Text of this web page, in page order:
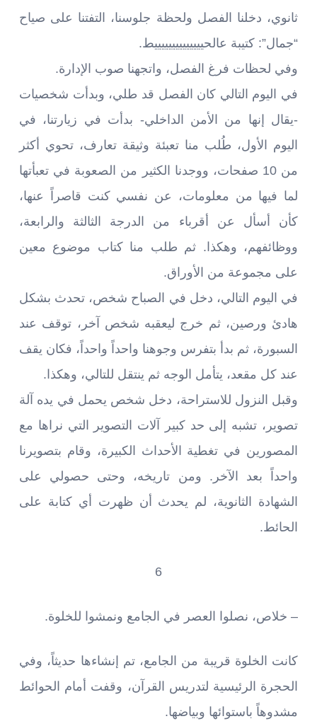
ثانوي، دخلنا الفصل ولحظة جلوسنا، التفتنا على صياح
“جمال”: كتيبة عالحييييييييييييييط.
وفي لحظات فرغ الفصل، واتجهنا صوب الإدارة.
في اليوم التالي كان الفصل قد طلي، وبدأت شخصيات
-يقال إنها من الأمن الداخلي- بدأت في زيارتنا، في
اليوم الأول، طُلب منا تعبئة وثيقة تعارف، تحوي أكثر
من 10 صفحات، ووجدنا الكثير من الصعوبة في تعبأتها
لما فيها من معلومات، عن نفسي كنت قاصراً عنها،
كأن أسأل عن أقرباء من الدرجة الثالثة والرابعة،
ووظائفهم، وهكذا. ثم طلب منا كتاب موضوع معين
على مجموعة من الأوراق.
في اليوم التالي، دخل في الصباح شخص، تحدث بشكل
هادئ ورصين، ثم خرج ليعقبه شخص آخر، توقف عند
السبورة، ثم بدأ بتفرس وجوهنا واحداً واحداً، فكان يقف
عند كل مقعد، يتأمل الوجه ثم ينتقل للتالي، وهكذا.
وقبل النزول للاستراحة، دخل شخص يحمل في يده آلة
تصوير، تشبه إلى حد كبير آلات التصوير التي نراها مع
المصورين في تغطية الأحداث الكبيرة، وقام بتصويرنا
واحداً بعد الآخر. ومن تاريخه، وحتى حصولي على
الشهادة الثانوية، لم يحدث أن ظهرت أي كتابة على
الحائط.
6
– خلاص، نصلوا العصر في الجامع ونمشوا للخلوة.
كانت الخلوة قريبة من الجامع، تم إنشاءها حديثاً، وفي
الحجرة الرئيسية لتدريس القرآن، وقفت أمام الحوائط
مشدوهاً باستوائها وبياضها.